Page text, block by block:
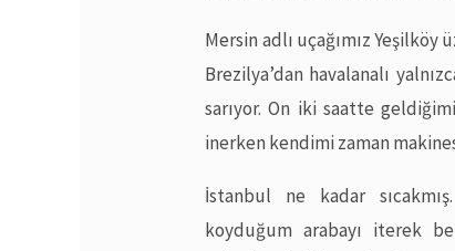
Mersin adlı uçağımız
Brezilya’dan havalanalı
sarıyor. On iki saatte
inerken kendimi zaman
İstanbul ne kadar
koyduğum arabayı iterek